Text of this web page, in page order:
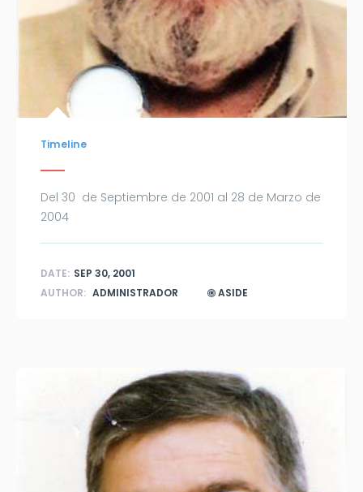
Timeline
Del 30 de Septiembre de 2001 al 28 de Marzo de
2004
DATE: SEP 30, 2001
AUTHOR: ADMINISTRADOR ASIDE